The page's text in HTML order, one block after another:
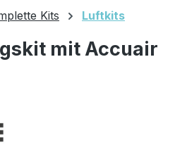
Kits Luftkits
mit Accuair